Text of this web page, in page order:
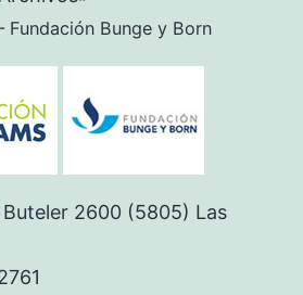
Fundación Bunge y Born
2600 (5805) Las